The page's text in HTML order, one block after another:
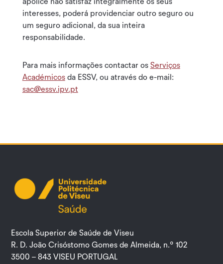
interesses, poderá providenciar outro seguro ou
um seguro adicional, da sua inteira
responsabilidade.
Para mais informações contactar os Serviços
Académicosda ESSV, ou através do e-mail:
sac@essv.ipv.pt
Escola Superior de Saúde de Viseu
R. D. João Crisóstomo Gomes de Almeida, n.º 102
3500 – 843 VISEU PORTUGAL